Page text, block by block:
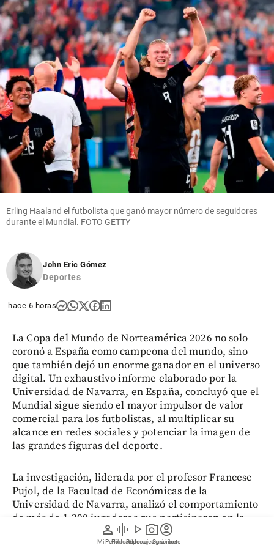
person
Mi Perfil
graphic_eq
Pódcast
play_arrow
Videos
photo_camera
Reportajes gráficos
account_circle
Suscríbete
Erling Haaland el futbolista que ganó mayor número de seguidores
durante el Mundial. FOTO GETTY
John Eric Gómez
Deportes
hace 6 horas
La Copa del Mundo de Norteamérica 2026 no solo
coronó a España como campeona del mundo, sino
que también dejó un enorme ganador en el universo
digital. Un exhaustivo informe elaborado por la
Universidad de Navarra, en España, concluyó que el
Mundial sigue siendo el mayor impulsor de valor
comercial para los futbolistas, al multiplicar su
alcance en redes sociales y potenciar la imagen de
las grandes figuras del deporte.
La investigación, liderada por el profesor Francesc
Pujol, de la Facultad de Económicas de la
Universidad de Navarra, analizó el comportamiento
de más de 1.200 jugadores que participaron en la
cita orbital para medir la relación entre su
rendimiento deportivo y el crecimiento de sus